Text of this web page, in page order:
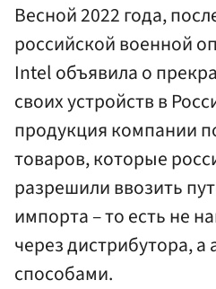
Весной 2022 года,
российской военной
Intel объявила о
своих устройств в
продукция компании
товаров, которые
разрешили ввозить
импорта – то есть не
через дистрибутора,
способами.